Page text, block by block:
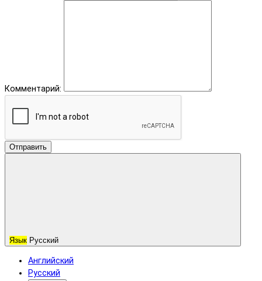
Комментарий:
Отправить
Язык Русский
Английский
Русский